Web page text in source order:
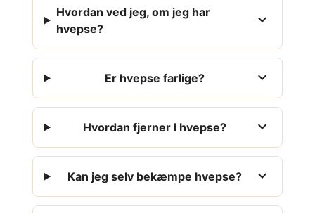
Hvordan ved jeg, om jeg har
hvepse?
expand_more
Er hvepse farlige? expand_more
Hvordan fjerner I hvepse? expand_more
Kan jeg selv bekæmpe hvepse? expand_more